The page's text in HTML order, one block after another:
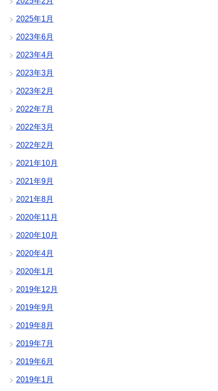
2025年1月
2023年6月
2023年4月
2023年3月
2023年2月
2022年7月
2022年3月
2022年2月
2021年10月
2021年9月
2021年8月
2020年11月
2020年10月
2020年4月
2020年1月
2019年12月
2019年9月
2019年8月
2019年7月
2019年6月
2019年1月